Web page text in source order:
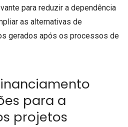
para reduzir a dependência
as alternativas de
gerados após os processos de
para a
projetos